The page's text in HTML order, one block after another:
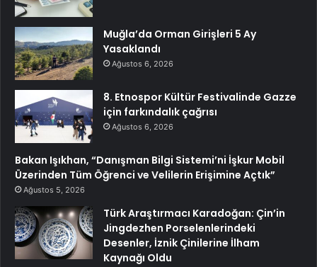
Muğla’da Orman Girişleri 5 Ay
Yasaklandı
Ağustos 6, 2026
8. Etnospor Kültür Festivalinde Gazze
için farkındalık çağrısı
Ağustos 6, 2026
Bakan Işıkhan, “Danışman Bilgi Sistemi’ni İşkur Mobil
Üzerinden Tüm Öğrenci ve Velilerin Erişimine Açtık”
Ağustos 5, 2026
Türk Araştırmacı Karadoğan: Çin’in
Jingdezhen Porselenlerindeki
Desenler, İznik Çinilerine İlham
Kaynağı Oldu